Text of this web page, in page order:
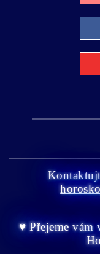
♥ Přejeme vám